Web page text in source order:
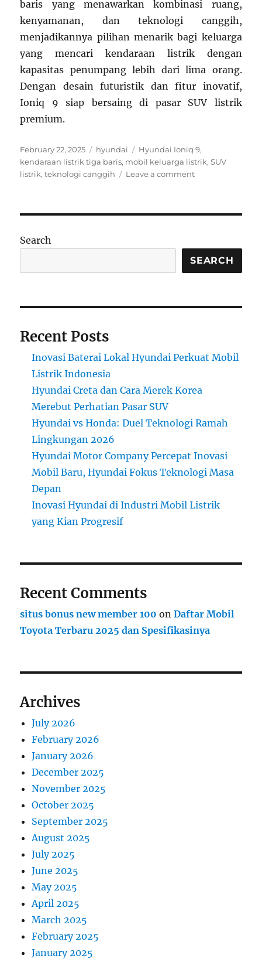
baris yang menawarkan kombinasi ruang,
kenyamanan, dan teknologi canggih,
menjadikannya pilihan menarik bagi keluarga
yang mencari kendaraan listrik dengan
kapasitas penumpang lebih dari lima orang.
Dengan desain futuristik dan fitur inovatif,
Ioniq 9 siap bersaing di pasar SUV listrik
premium.
Posted
on
February 22, 2025 Categories
hyundai Tags
Hyundai Ioniq 9,
kendaraan listrik tiga baris, mobil keluarga listrik,SUV
listrik,teknologi canggih Leave a commenton
Tiga
Baris
yang
Inovatif
Search
SEARCH
Recent Posts
Inovasi Baterai Lokal Hyundai Perkuat Mobil
Listrik Indonesia
Hyundai Creta dan Cara Merek Korea
Merebut Perhatian Pasar SUV
Hyundai vs Honda: Duel Teknologi Ramah
Lingkungan 2026
Hyundai Motor Company Percepat Inovasi
Mobil Baru, Hyundai Fokus Teknologi Masa
Depan
Inovasi Hyundai di Industri Mobil Listrik
yang Kian Progresif
Recent Comments
situs bonus new member 100 onDaftar Mobil
Toyota Terbaru 2025 dan Spesifikasinya
Archives
July 2026
February 2026
January 2026
December 2025
November 2025
October 2025
September 2025
August 2025
July 2025
June 2025
May 2025
April 2025
March 2025
February 2025
January 2025